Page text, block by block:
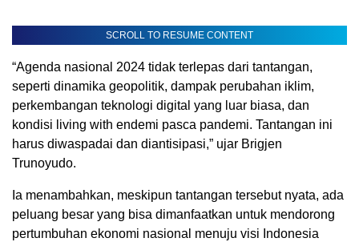
SCROLL TO RESUME CONTENT
“Agenda nasional 2024 tidak terlepas dari tantangan,
seperti dinamika geopolitik, dampak perubahan iklim,
perkembangan teknologi digital yang luar biasa, dan
kondisi living with endemi pasca pandemi. Tantangan ini
harus diwaspadai dan diantisipasi,” ujar Brigjen
Trunoyudo.
Ia menambahkan, meskipun tantangan tersebut nyata, ada
peluang besar yang bisa dimanfaatkan untuk mendorong
pertumbuhan ekonomi nasional menuju visi Indonesia